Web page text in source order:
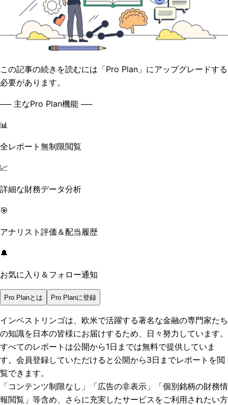
この記事の続きを読むには「Pro Plan」にアップグレードする
必要があります。
── 主なPro Plan機能 ──
📊
全レポート無制限閲覧
📈
詳細な財務データ分析
🎯
アナリスト評価＆配当履歴
🔔
お気に入り＆フォロー通知
Pro Planとは Pro Planに登録
インベストリンゴは、欧米で活躍する著名な金融の専門家たち
の知識を日本の皆様にお届けするため、日々努力しています。
すべてのレポートは公開から1日までは無料で提供していま
す。会員登録していただけると公開から3日までレポートを閲
覧できます。
「コンテンツ制限なし」「広告の非表示」「個別銘柄の財務情
報閲覧」 等含め、さらに充実したサービスをご利用されたい方